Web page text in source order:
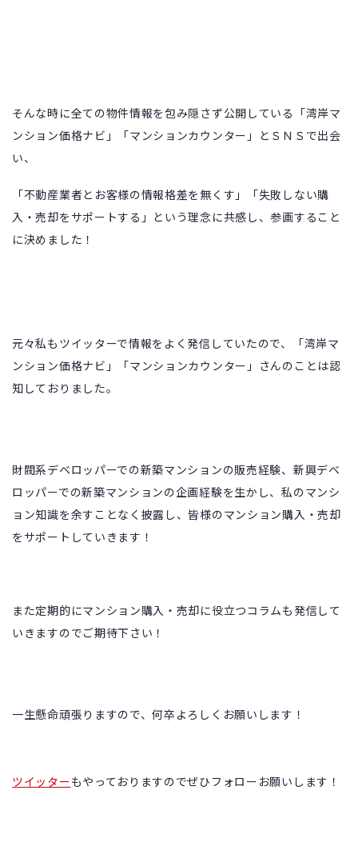
そんな時に全ての物件情報を包み隠さず公開している 「湾岸マ
ンション価格ナビ」「マンションカウンター」とＳＮＳで出会
い、
「不動産業者とお客様の情報格差を無くす」「失敗しない購
入・売却をサポートする」という理念に共感し、参画すること
に決めました！
元々私もツイッターで情報をよく発信していたので、「湾岸マ
ンション価格ナビ」「マンションカウンター」さんのことは認
知しておりました。
財閥系デベロッパーでの新築マンションの販売経験、新興デベ
ロッパーでの新築マンションの企画経験を生かし、私のマンシ
ョン知識を余すことなく披露し、皆様のマンション購入・売却
をサポートしていきます！
また定期的にマンション購入・売却に役立つコラムも発信して
いきますのでご期待下さい！
一生懸命頑張りますので、何卒よろしくお願いします！
ツイッターもやっておりますのでぜひフォローお願いします！